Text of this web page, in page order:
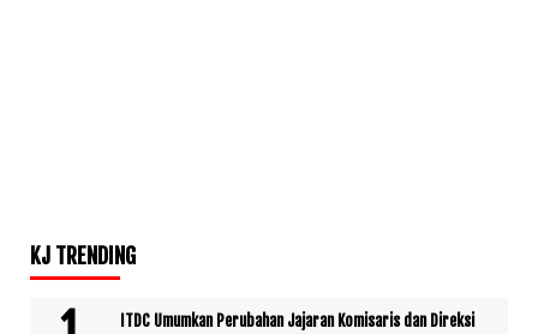
KJ TRENDING
ITDC Umumkan Perubahan Jajaran Komisaris dan Direksi